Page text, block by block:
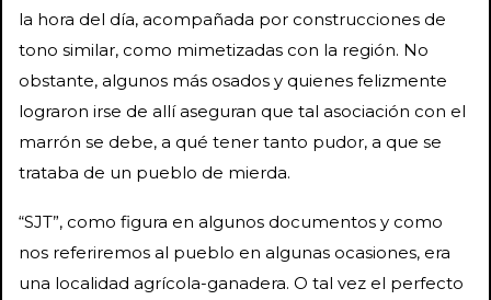
la hora del día, acompañada por construcciones de
tono similar, como mimetizadas con la región. No
obstante, algunos más osados y quienes felizmente
lograron irse de allí aseguran que tal asociación con el
marrón se debe, a qué tener tanto pudor, a que se
trataba de un pueblo de mierda.
“SJT”, como figura en algunos documentos y como
nos referiremos al pueblo en algunas ocasiones, era
una localidad agrícola-ganadera. O tal vez el perfecto